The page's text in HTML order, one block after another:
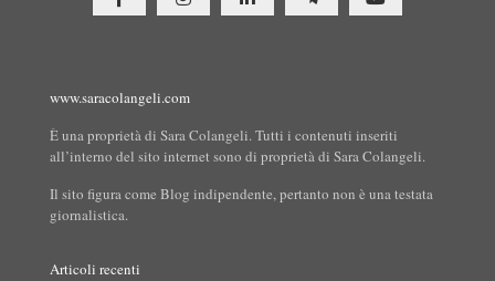
www.saracolangeli.com
È una proprietà di Sara Colangeli. Tutti i contenuti inseriti
all’interno del sito internet sono di proprietà di Sara Colangeli.
Il sito figura come Blog indipendente, pertanto non è una testata
giornalistica.
Articoli recenti